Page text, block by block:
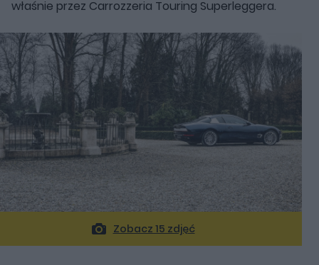
właśnie przez Carrozzeria Touring Superleggera.
Zobacz 15 zdjęć